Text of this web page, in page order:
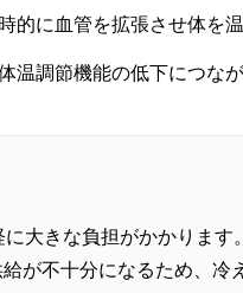
的に血管を拡張させ体を
調節機能の低下につなが
大きな負担がかかります
が不十分になるため、冷